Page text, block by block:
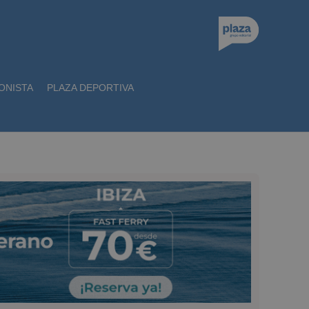
PLAZA DEPORTIVA